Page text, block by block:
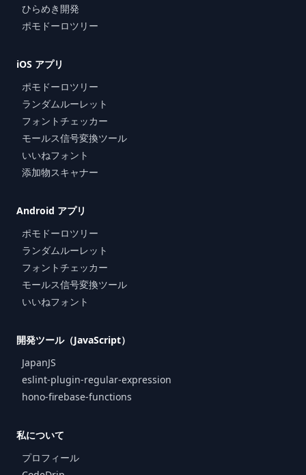
ひらめき開発
ポモドーロツリー
iOS アプリ
ポモドーロツリー
ランダムルーレット
フォントチェッカー
モールス信号変換ツール
いいねフォント
添加物スキャナー
Android アプリ
ポモドーロツリー
ランダムルーレット
フォントチェッカー
モールス信号変換ツール
いいねフォント
開発ツール（JavaScript）
JapanJS
eslint-plugin-regular-expression
hono-firebase-functions
私について
プロフィール